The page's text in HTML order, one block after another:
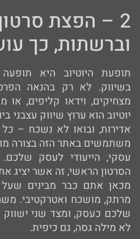
2 – הפצת
וברשתות, כך
תופעת היוטיוב היא
בשיווק. לא רק בהנאה
מצחיקים, וידאו קליפים, או
יוטיוב הוא ערוץ שיווק עצבני
אדירות, ובואו לא נשכח –
משתמשים באתר הזה בצורה
עסקי, הייעודי לעסק
הסרטון הראשי, זה אשר יציג
מכאן אתם כבר מבינים שעל
מרתק, מושכח ואטרקטיבי.
שלכם כעסק, ומצד שני ישווק
לא מילה גסה, גם כיפית.